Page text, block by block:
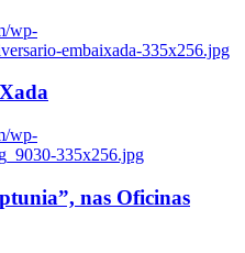
wp-
embaixada-335x256.jpg
wp-
335x256.jpg
nas Oficinas